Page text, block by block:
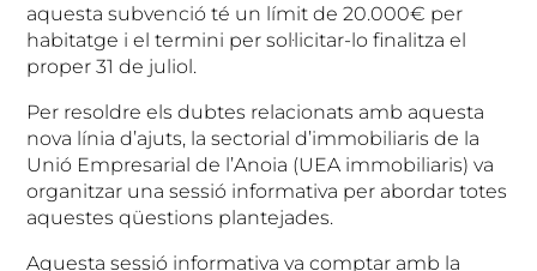
aquesta subvenció té un límit de 20.000€ per
habitatge i el termini per sol·licitar-lo finalitza el
proper 31 de juliol.
Per resoldre els dubtes relacionats amb aquesta
nova línia d’ajuts, la sectorial d’immobiliaris de la
Unió Empresarial de l’Anoia (UEA immobiliaris) va
organitzar una sessió informativa per abordar totes
aquestes qüestions plantejades.
Aquesta sessió informativa va comptar amb la